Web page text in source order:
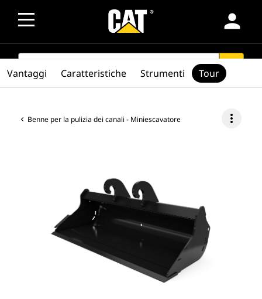
person
SEARCH search
Benne per la pulizia dei canali - Miniescavatore more_vert
Vantaggi Caratteristiche Strumenti Tour